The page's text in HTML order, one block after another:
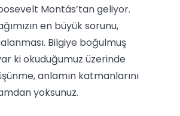
Montás’tan geliyor.
en büyük sorunu,
Bilgiye boğulmuş
ki okuduğumuz üzerinde
anlamın katmanlarını
yoksunuz.